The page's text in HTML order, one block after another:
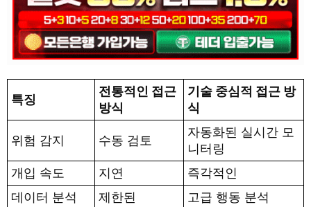
특징
전통적인 접근
방식
기술 중심적 접근 방
식
위험 감지
수동 검토
자동화된 실시간 모
니터링
개입 속도
지연
즉각적인
데이터 분석
제한된
고급 행동 분석